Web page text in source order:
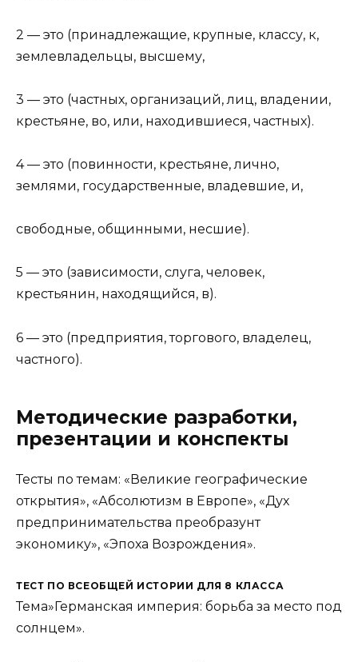
2 — это (принадлежащие, крупные, классу, к,
землевладельцы, высшему,
3 — это (частных, организаций, лиц, владении,
крестьяне, во, или, находившиеся, частных).
4 — это (повинности, крестьяне, лично,
землями, государственные, владевшие, и,
свободные, общинными, несшие).
5 — это (зависимости, слуга, человек,
крестьянин, находящийся, в).
6 — это (предприятия, торгового, владелец,
частного).
Методические разработки,
презентации и конспекты
Тесты по темам: «Великие географические
открытия», «Абсолютизм в Европе», «Дух
предпринимательства преобразунт
экономику», «Эпоха Возрождения».
ТЕСТ ПО ВСЕОБЩЕЙ ИСТОРИИ ДЛЯ 8 КЛАССА
Тема»Германская империя: борьба за место под
солнцем».